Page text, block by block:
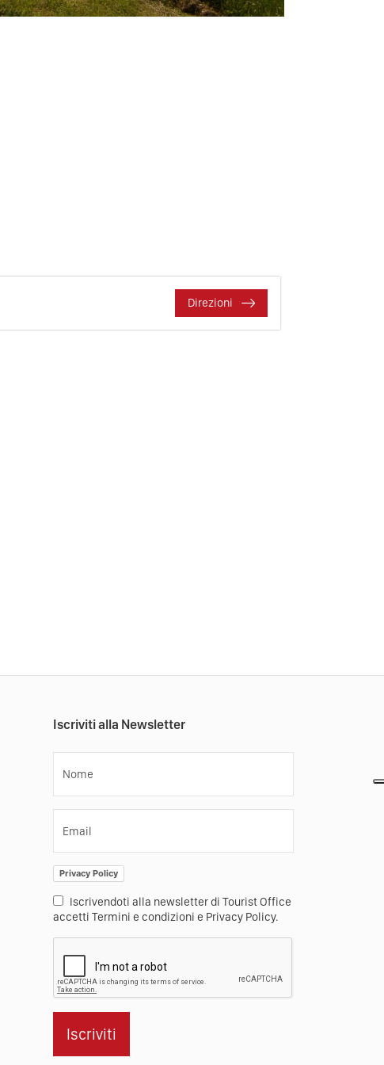
Direzioni
Iscriviti alla Newsletter
Nome
Email
Privacy Policy
Iscrivendoti alla newsletter di Tourist Office
accetti Termini e condizioni e Privacy Policy.
Iscriviti